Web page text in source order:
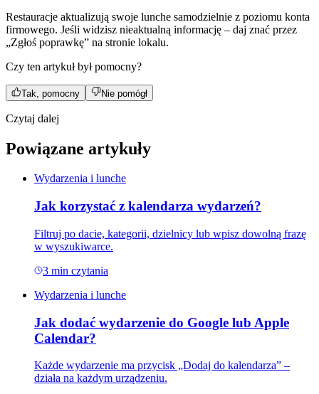
Restauracje aktualizują swoje lunche samodzielnie z poziomu konta
firmowego. Jeśli widzisz nieaktualną informację – daj znać przez
„Zgłoś poprawkę” na stronie lokalu.
Czy ten artykuł był pomocny?
Tak, pomocny Nie pomógł
Czytaj dalej
Powiązane artykuły
Wydarzenia i lunche
Jak korzystać z kalendarza wydarzeń?
Filtruj po dacie, kategorii, dzielnicy lub wpisz dowolną frazę
w wyszukiwarce.
3 min czytania
Wydarzenia i lunche
Jak dodać wydarzenie do Google lub Apple
Calendar?
Każde wydarzenie ma przycisk „Dodaj do kalendarza” –
działa na każdym urządzeniu.